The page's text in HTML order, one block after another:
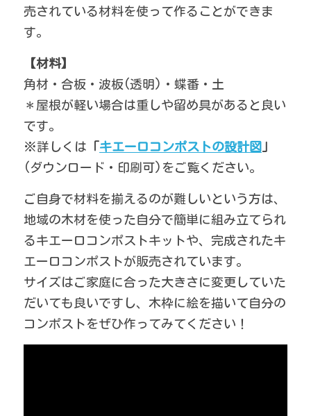
売されている材料を使って作ることができま
す。
【材料】
角材・合板・波板(透明)・蝶番・土
＊屋根が軽い場合は重しや留め具があると良い
です。
※詳しくは 「キエーロコンポストの設計図 」
(ダウンロード・印刷可)をご覧ください。
ご自身で材料を揃えるのが難しいという方は、
地域の木材を使った自分で簡単に組み立てられ
るキエーロコンポストキットや、完成されたキ
エーロコンポストが販売されています。
サイズはご家庭に合った大きさに変更していた
だいても良いですし、木枠に絵を描いて自分の
コンポストをぜひ作ってみてください！